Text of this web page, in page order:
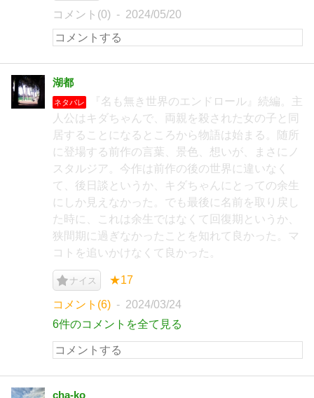
コメント(0) 2024/05/20
湖都
ネタバレ
『名も無き世界のエンドロール』続編。主
人公はキダちゃんで、両親を殺された女の子と同
居することになるところから物語は始まる。随所
に登場する前作の言葉、景色、想いが、まさにノ
スタルジア。今作は前作の後の世界に違いなく
て、後日談というか、キダちゃんにとっての余生
にしか見えなかった。でも最後に名前を取り戻し
た時に、これは余生ではなくて回復期というか、
狭間期に過ぎなかったことを知れて良かった。マ
コトを追いかけなくて良かった。
ナイス ★17
コメント(6)
2024/03/24
6件のコメントを全て見る
cha-ko